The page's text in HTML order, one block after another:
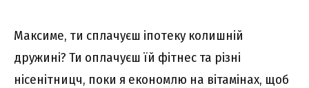
Максиме, ти сплачуєш іпотеку колишній
дружині? Ти оплачуєш їй фітнес та різні
нісенітницч, поки я економлю на вітамінах, щоб